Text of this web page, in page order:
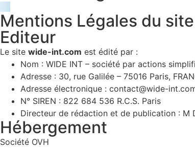
Mentions Légales du site
Editeur
Le site wide-int.com est édité par :
Nom : WIDE INT – société par actions
Adresse : 30, rue Galilée – 75016 Paris,
Adresse électronique : contact@wide-
N° SIREN : 822 684 536 R.C.S. Paris
Directeur de rédaction et de publication : M
Hébergement
Société OVH